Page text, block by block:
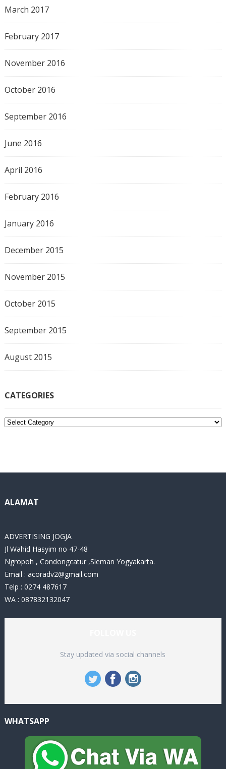
March 2017
February 2017
November 2016
October 2016
September 2016
June 2016
April 2016
February 2016
January 2016
December 2015
November 2015
October 2015
September 2015
August 2015
CATEGORIES
C
i
ALAMAT
ADVERTISING JOGJA
Jl Wahid Hasyim no 47-48
Ngropoh , Condongcatur ,Sleman Yogyakarta.
Email : acoradv2@gmail.com
Telp : 0274 487617
WA : 087832132047
Stay updated via social channels
WHATSAPP